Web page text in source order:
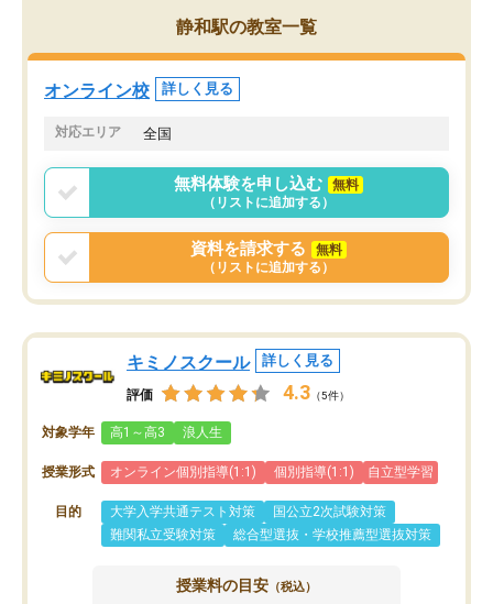
うちの子は、初回面談の講師の方で決
オンラインツールを使用した単語帳の
共有があり宿題もそちらで出される形
でした。
言う事で講師変更の申し出があり、あ
まりに短期での変更だった為、塾に通
う事にして退会しました。遅れも取り
戻せ、授業内容や講師の方は良かった
と思います。
くなってきたようなので
静和駅の教室一覧
オンライン校 詳しく見る
対応エリア 全国
無料体験を申し込む
無料
（リストに追加する）
資料を請求する
無料
（リストに追加する）
キミノスクール 詳しく見る
評価 4.3 （5件）
対象学年 高1～高3 浪人生
授業形式 オンライン個別指導(1:1) 個別指導(1:1) 自立型学習
目的 大学入学共通テスト対策
国公立2次試験対策
難関私立受験対策
総合型選抜・学校推薦型選抜対策
授業料の目安 （税込）